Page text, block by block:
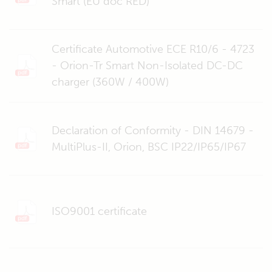
Certificate Automotive ECE R10/6 - 4723
- Orion-Tr Smart Non-Isolated DC-DC
charger (360W / 400W)
Declaration of Conformity - DIN 14679 -
MultiPlus-II, Orion, BSC IP22/IP65/IP67
ISO9001 certificate